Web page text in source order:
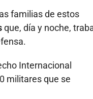
familias de estos
que, día y noche,
Internacional
militares que se